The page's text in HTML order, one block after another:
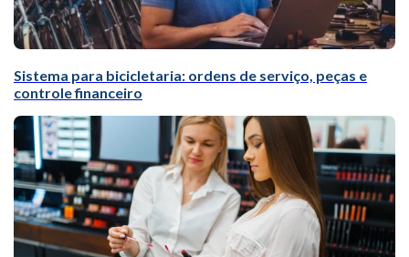
Sistema para bicicletaria: ordens de serviço, peças e
controle financeiro